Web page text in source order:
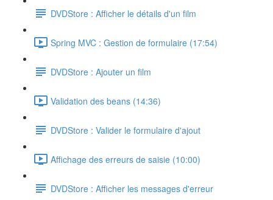
DVDStore : Afficher le détails d'un film
Spring MVC : Gestion de formulaire (17:54)
DVDStore : Ajouter un film
Validation des beans (14:36)
DVDStore : Valider le formulaire d'ajout
Affichage des erreurs de saisie (10:00)
DVDStore : Afficher les messages d'erreur